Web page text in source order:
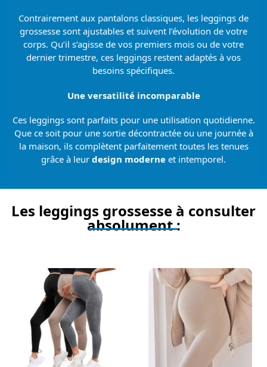
Contrairement aux pantalons classiques, les leggings de
grossesse sont ajustables et suivent l’évolution de votre
corps. Qu’il s’agisse de vos premiers mois ou de votre
dernier trimestre, ces leggings restent adaptés à vos
besoins spécifiques.
Une versatilité incomparable
Ces leggings sont parfaits pour une utilisation quotidienne.
Que ce soit pour une sortie décontractée ou une journée à
la maison, ils complètent parfaitement toutes les tenues
grâce à leur design moderne et intemporel.
Les leggings grossesse à consulter
absolument :